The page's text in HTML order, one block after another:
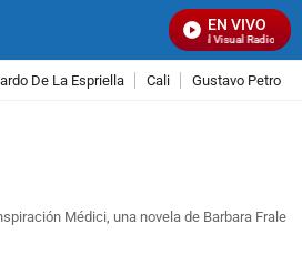
EN VIVO
Señal Visual Radio
De La Espriella Cali Gustavo Petro
Médici, una novela de Barbara Frale